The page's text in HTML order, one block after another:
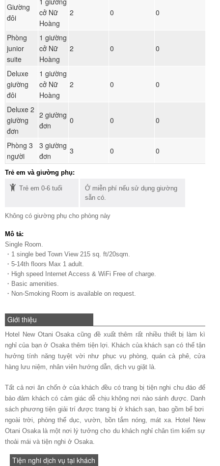
Giường
đôi
cở Nữ
Hoàng
2 0 0
Phòng
junior
suite
1 giường
cở Nữ
Hoàng
2 0 0
Deluxe
giường
đôi
1 giường
cở Nữ
Hoàng
2 0 0
Deluxe 2
giường
đơn
2 giường
đơn
0 0 0
Phòng 3
người
3 giường
đơn
3 0 0
Trẻ em và giường phụ:
Trẻ em 0-6 tuổi
Ở miễn phí nếu sử dụng giường
sẵn có.
Không có giường phụ cho phòng này
Mô tả:
Single Room.
・1 single bed Town View 215 sq. ft/20sqm.
・5-14th floors Max 1 adult.
・High speed Internet Access & WiFi Free of charge.
・Basic amenities.
・Non-Smoking Room is available on request.
Giới thiệu
Hotel New Otani Osaka cũng đề xuất thêm rất nhiều thiết bị làm kì
nghỉ của bạn ở Osaka thêm tiện lợi. Khách của khách sạn có thể tận
hưởng tính năng tuyệt vời như phục vụ phòng, quán cà phê, cửa
hàng lưu niệm, nhân viên hướng dẫn, dịch vụ giặt là.
Tất cả nơi ăn chốn ở của khách đều có trang bị tiện nghi chu đáo để
bảo đảm khách có cảm giác dễ chịu không nơi nào sánh được. Danh
sách phương tiện giải trí được trang bị ở khách sạn, bao gồm bể bơi
ngoài trời, phòng thể dục, vườn, bồn tắm nóng, mát xa. Hotel New
Otani Osaka là một nơi lý tưởng cho du khách nghỉ chân tìm kiếm sự
thoải mái và tiện nghi ở Osaka.
Tiện nghi dịch vụ tại khách